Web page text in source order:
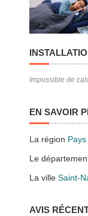
Impossible de
EN SAVOIR
La région
Le
La villeSaint-
AVIS